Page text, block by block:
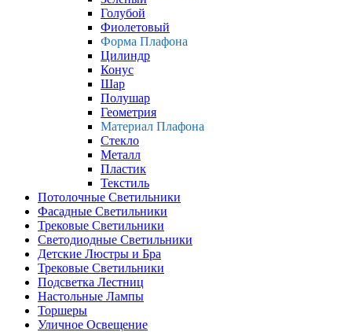
Голубой
Фиолетовый
Форма Плафона
Цилиндр
Конус
Шар
Полушар
Геометрия
Материал Плафона
Стекло
Металл
Пластик
Текстиль
Потолочные Светильники
Фасадные Светильники
Трековые Светильники
Светодиодные Светильники
Детские Люстры и Бра
Трековые Светильники
Подсветка Лестниц
Настольные Лампы
Торшеры
Уличное Освещение